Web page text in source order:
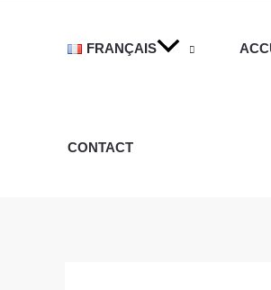
FRANÇAIS
CONTACT